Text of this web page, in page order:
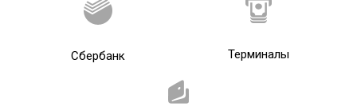
Сбербанк Терминалы